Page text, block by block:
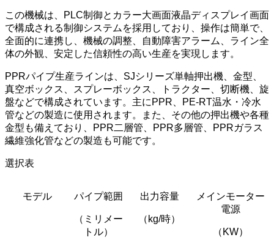
この機械は、PLC制御とカラー大画面液晶ディスプレイ画面
で構成される制御システムを採用しており、操作は簡単で、
全面的に連携し、機械の調整、自動障害アラーム、ライン全
体の外観、安定した信頼性の高い生産を実現します。
PPRパイプ生産ラインは、SJシリーズ単軸押出機、金型、
真空ボックス、スプレーボックス、トラクター、切断機、旋
盤などで構成されています。主にPPR、PE-RT温水・冷水
管などの製造に使用されます。また、その他の押出機や各種
金型も備えており、PPR二層管、PPR多層管、PPRガラス
繊維強化管などの製造も可能です。
選択表
モデル パイプ範囲
（ミリメー
トル）
出力容量
（kg/時）
メインモーター
電源
（KW）